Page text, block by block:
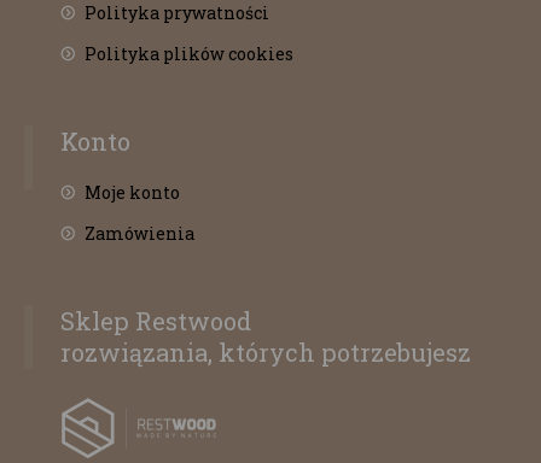
Polityka prywatności
Polityka plików cookies
Konto
Moje konto
Zamówienia
Sklep Restwood
rozwiązania, których potrzebujesz